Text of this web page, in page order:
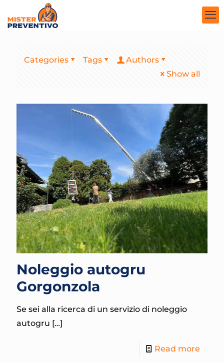
Categories Tags
Authors
Show all
Noleggio autogru
Gorgonzola
Se sei alla ricerca di un servizio di noleggio
autogru […]
Read more